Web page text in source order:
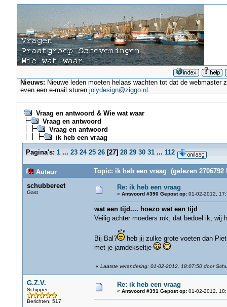
Nieuws: Nieuwe leden moeten helaas wachten tot dat de
even een e-mail sturenjolydesign@ziggo.nl .
Vraag en antwoord & Wie wat waar
Vraag en antwoord
Vraag en antwoord
ik heb een vraag
Pagina's: 1 ... 23 24 25 26[27] 28 29 30 31 ... 112
Auteur
Topic: ik heb een vraag (gelezen 2706792
schubbereet
Gast
Re: ik heb een vraag
« Antwoord #390 Gepost op:01-02-2012,
wat een tijd.... hoezo wat een tijd
Veilig achter moeders rok, dat bedoel ik, wij
Bij Bal?
heb jij zulke grote voeten dan
met je jamdekseltje
« Laatste verandering: 01-02-2012, 18:07:50 door
G.Z.V.
Schipper
Berichten: 517
Re: ik heb een vraag
« Antwoord #391 Gepost op:01-02-2012,